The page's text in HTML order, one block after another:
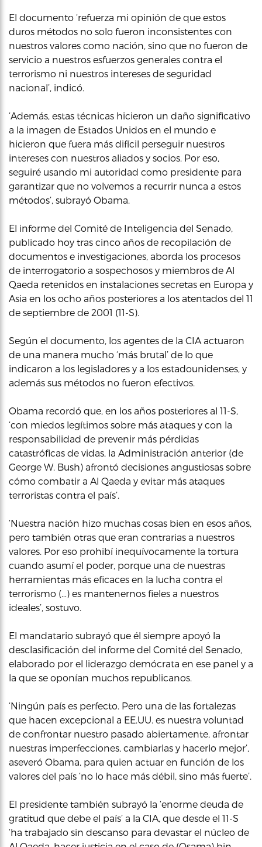
El documento ‘refuerza mi opinión de que estos
duros métodos no solo fueron inconsistentes con
nuestros valores como nación, sino que no fueron de
servicio a nuestros esfuerzos generales contra el
terrorismo ni nuestros intereses de seguridad
nacional’, indicó.
‘Además, estas técnicas hicieron un daño significativo
a la imagen de Estados Unidos en el mundo e
hicieron que fuera más difícil perseguir nuestros
intereses con nuestros aliados y socios. Por eso,
seguiré usando mi autoridad como presidente para
garantizar que no volvemos a recurrir nunca a estos
métodos’, subrayó Obama.
El informe del Comité de Inteligencia del Senado,
publicado hoy tras cinco años de recopilación de
documentos e investigaciones, aborda los procesos
de interrogatorio a sospechosos y miembros de Al
Qaeda retenidos en instalaciones secretas en Europa y
Asia en los ocho años posteriores a los atentados del 11
de septiembre de 2001 (11-S).
Según el documento, los agentes de la CIA actuaron
de una manera mucho ‘más brutal’ de lo que
indicaron a los legisladores y a los estadounidenses, y
además sus métodos no fueron efectivos.
Obama recordó que, en los años posteriores al 11-S,
‘con miedos legítimos sobre más ataques y con la
responsabilidad de prevenir más pérdidas
catastróficas de vidas, la Administración anterior (de
George W. Bush) afrontó decisiones angustiosas sobre
cómo combatir a Al Qaeda y evitar más ataques
terroristas contra el país’.
‘Nuestra nación hizo muchas cosas bien en esos años,
pero también otras que eran contrarias a nuestros
valores. Por eso prohibí inequívocamente la tortura
cuando asumí el poder, porque una de nuestras
herramientas más eficaces en la lucha contra el
terrorismo (…) es mantenernos fieles a nuestros
ideales’, sostuvo.
El mandatario subrayó que él siempre apoyó la
desclasificación del informe del Comité del Senado,
elaborado por el liderazgo demócrata en ese panel y a
la que se oponían muchos republicanos.
‘Ningún país es perfecto. Pero una de las fortalezas
que hacen excepcional a EE.UU. es nuestra voluntad
de confrontar nuestro pasado abiertamente, afrontar
nuestras imperfecciones, cambiarlas y hacerlo mejor’,
aseveró Obama, para quien actuar en función de los
valores del país ‘no lo hace más débil, sino más fuerte’.
El presidente también subrayó la ‘enorme deuda de
gratitud que debe el país’ a la CIA, que desde el 11-S
‘ha trabajado sin descanso para devastar el núcleo de